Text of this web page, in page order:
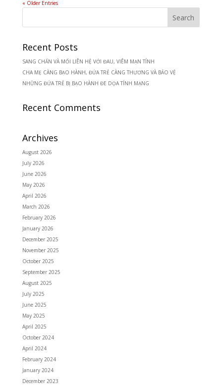
« Older Entries
Recent Posts
SANG CHẤN VÀ MỐI LIÊN HỆ VỚI ĐAU, VIÊM MẠN TÍNH
CHA MẸ CÀNG BẠO HÀNH, ĐỨA TRẺ CÀNG THƯƠNG VÀ BẢO VỆ
NHỮNG ĐỨA TRẺ BỊ BẠO HÀNH ĐE DỌA TÍNH MẠNG
Recent Comments
Archives
August 2026
July 2026
June 2026
May 2026
April 2026
March 2026
February 2026
January 2026
December 2025
November 2025
October 2025
September 2025
August 2025
July 2025
June 2025
May 2025
April 2025
October 2024
April 2024
February 2024
January 2024
December 2023